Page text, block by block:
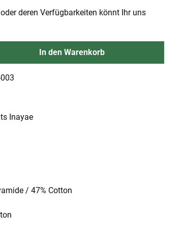
deren Verfügbarkeiten könnt Ihr uns
Wert ein oder benutze die Schaltflächen um die
In den Warenkorb
Inayae
/ 47% Cotton